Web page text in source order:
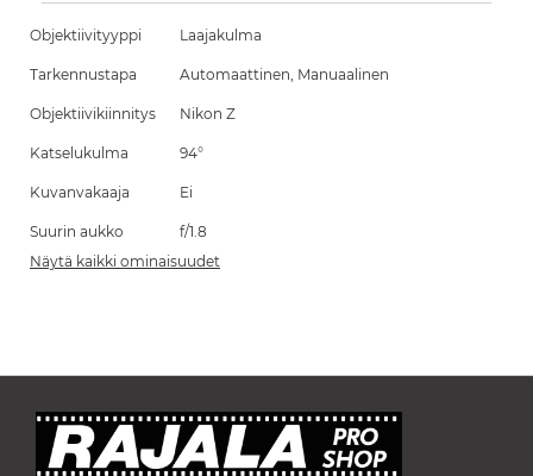
Objektiivityyppi Laajakulma
Tarkennustapa Automaattinen, Manuaalinen
Objektiivikiinnitys Nikon Z
Katselukulma 94°
Kuvanvakaaja Ei
Suurin aukko
f/1.8
Näytä kaikki ominaisuudet